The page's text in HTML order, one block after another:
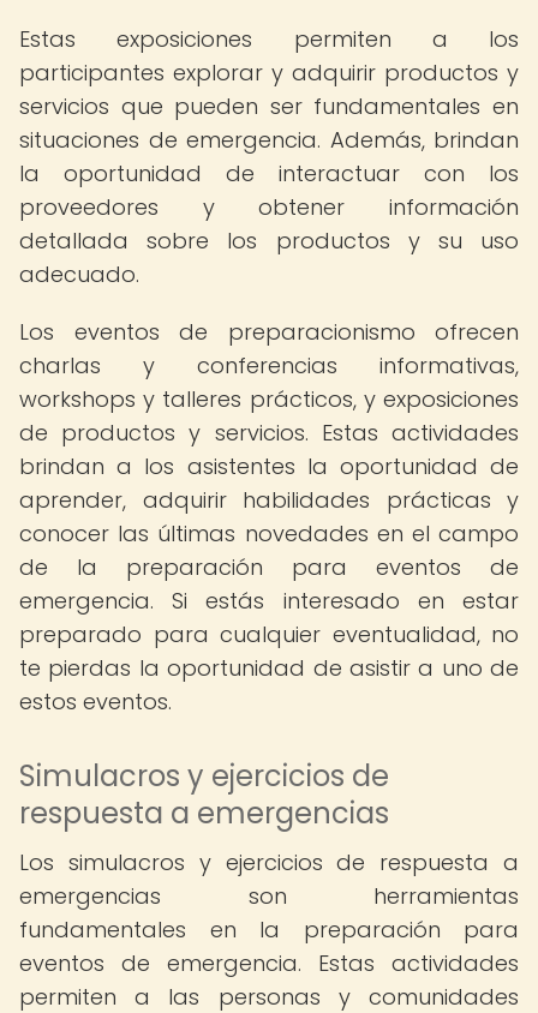
Estas exposiciones permiten a los
participantes explorar y adquirir productos y
servicios que pueden ser fundamentales en
situaciones de emergencia. Además, brindan
la oportunidad de interactuar con los
proveedores y obtener información
detallada sobre los productos y su uso
adecuado.
Los eventos de preparacionismo ofrecen
charlas y conferencias informativas,
workshops y talleres prácticos, y exposiciones
de productos y servicios. Estas actividades
brindan a los asistentes la oportunidad de
aprender, adquirir habilidades prácticas y
conocer las últimas novedades en el campo
de la preparación para eventos de
emergencia. Si estás interesado en estar
preparado para cualquier eventualidad, no
te pierdas la oportunidad de asistir a uno de
estos eventos.
Simulacros y ejercicios de
respuesta a emergencias
Los simulacros y ejercicios de respuesta a
emergencias son herramientas
fundamentales en la preparación para
eventos de emergencia. Estas actividades
permiten a las personas y comunidades